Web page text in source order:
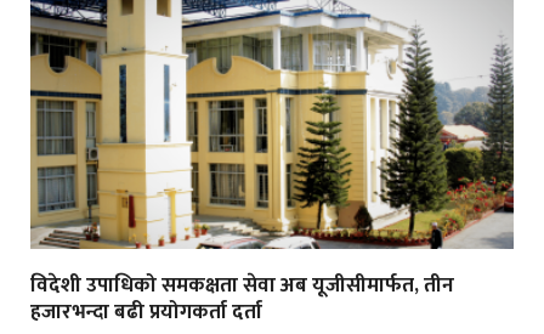
विदेशी उपाधिको समकक्षता सेवा अब यूजीसीमार्फत, तीन
हजारभन्दा बढी प्रयोगकर्ता दर्ता